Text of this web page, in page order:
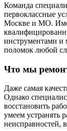
Команда
первоклассные
Москве и МО.
инструментами и
поломок любой
Что мы
Даже самая
Однако
восстановить
умеем устранять
неисправностей,